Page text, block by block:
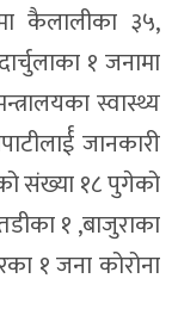
कैलालीका ३५,
१ जनामा
स्वास्थ्य
जानकारी
संख्या १८ पुगेको
१ ,बाजुराका
१ जना कोरोना